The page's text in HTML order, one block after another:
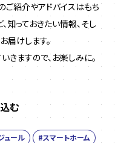
紹介やアドバイスはもち
知っておきたい情報、そし
届けします。
ますので、お楽しみに。
む
ュール #スマートホーム